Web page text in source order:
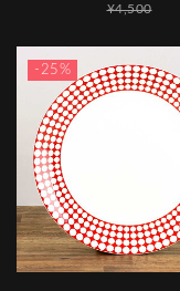
¥4,500
-25%